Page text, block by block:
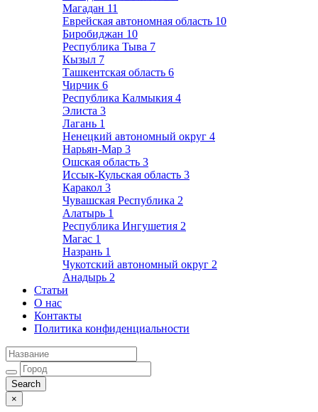
Магадан 11
Еврейская автономная область 10
Биробиджан 10
Республика Тыва 7
Кызыл 7
Ташкентская область 6
Чирчик 6
Республика Калмыкия 4
Элиста 3
Лагань 1
Ненецкий автономный округ 4
Нарьян-Мар 3
Ошская область 3
Иссык-Кульская область 3
Каракол 3
Чувашская Республика 2
Алатырь 1
Республика Ингушетия 2
Магас 1
Назрань 1
Чукотский автономный округ 2
Анадырь 2
Статьи
О нас
Контакты
Политика конфиденциальности
×